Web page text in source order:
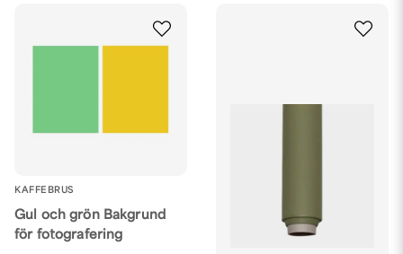
KAFFEBRUS
Gul och grön Bakgrund
för fotografering